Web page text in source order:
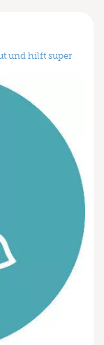
und hilft super